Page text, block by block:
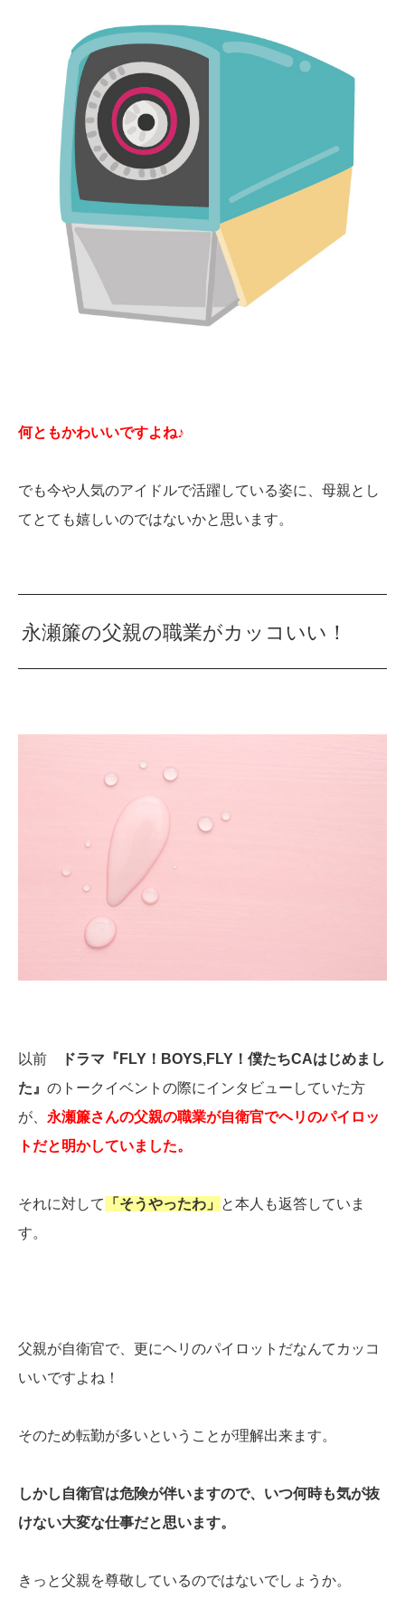
何ともかわいいですよね♪
でも今や人気のアイドルで活躍している姿に、母親とし
てとても嬉しいのではないかと思います。
永瀬簾の父親の職業がカッコいい！
以前
ドラマ『FLY！BOYS,FLY！僕たちCAはじめまし
た』 のトークイベントの際にインタビューしていた方
が、 永瀬簾さんの父親の職業が自衛官でヘリのパイロッ
トだと明かしていました。
それに対して 「そうやったわ」
と本人も返答していま
す。
父親が自衛官で、更にヘリのパイロットだなんてカッコ
いいですよね！
そのため転勤が多いということが理解出来ます。
しかし自衛官は危険が伴いますので、いつ何時も気が抜
けない大変な仕事だと思います。
きっと父親を尊敬しているのではないでしょうか。